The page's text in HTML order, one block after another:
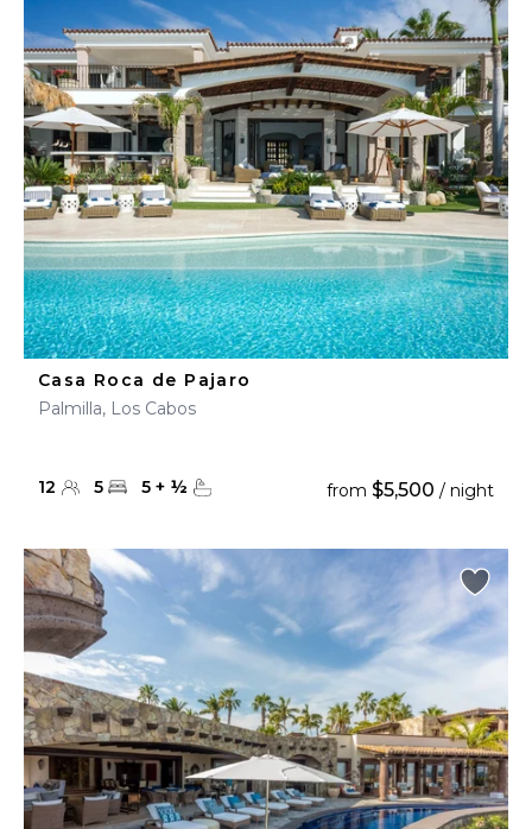
Casa Roca de Pajaro
Palmilla, Los Cabos
12 5 5 + ½ from $5,500 / night